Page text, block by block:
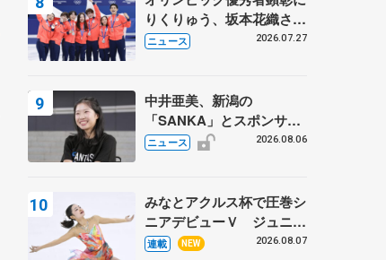
るスケート人生
りくりゅう、坂本花織さ
ん、団体メンバーら 8月
園子らコーチも
ニュース 2026.07.27
中井亜美、新潟の
「SANKA」とスポンサー
契約 「全力で応援」とコ
ニュース 2026.08.06
みなとアクルス杯で圧巻シ
ニアデビューＶ ジュニア
で４シーズン無敗の島田麻
連載 NEW 2026.08.07